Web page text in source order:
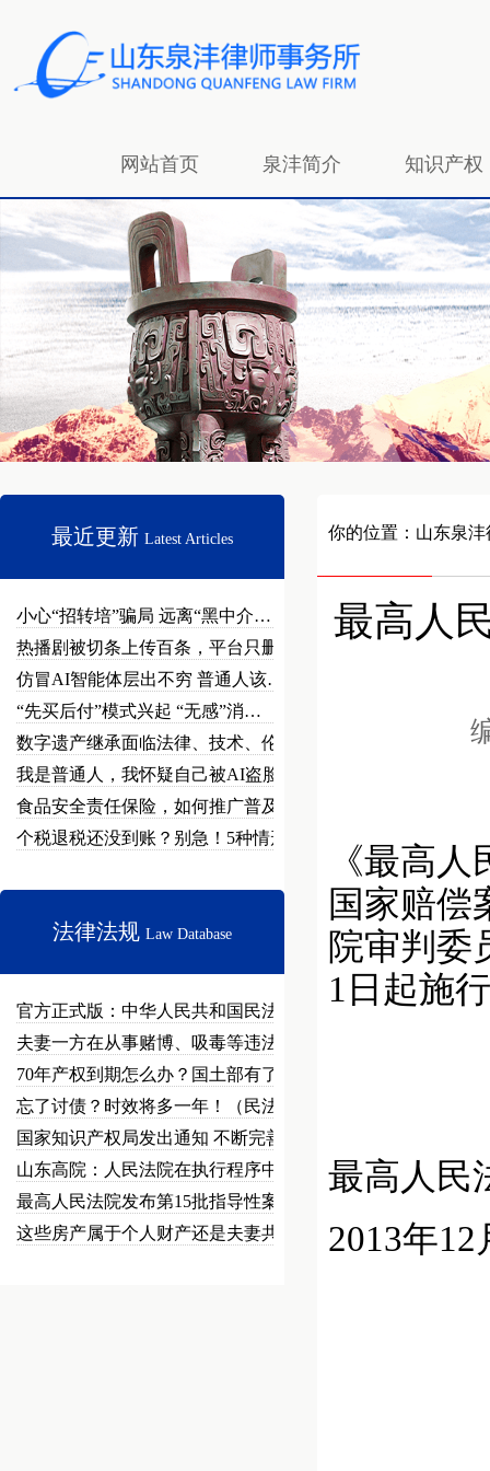
网站首页 泉沣简介 知识产权
招贤纳士
最近更新 Latest Articles
小心“招转培”骗局 远离“黑中介…
热播剧被切条上传百条，平台只删不…
仿冒AI智能体层出不穷 普通人该…
“先买后付”模式兴起 “无感”消…
数字遗产继承面临法律、技术、伦理…
我是普通人，我怀疑自己被AI盗脸…
食品安全责任保险，如何推广普及？
个税退税还没到账？别急！5种情形…
法律法规 Law Database
官方正式版：中华人民共和国民法总…
夫妻一方在从事赌博、吸毒等违法犯…
70年产权到期怎么办？国土部有了…
忘了讨债？时效将多一年！（民法草…
国家知识产权局发出通知 不断完善…
山东高院：人民法院在执行程序中可…
最高人民法院发布第15批指导性案…
这些房产属于个人财产还是夫妻共同…
你的位置： 山东泉
最高人
《最高
国家赔偿
院审判委
1日起施
最高人民
2013年12